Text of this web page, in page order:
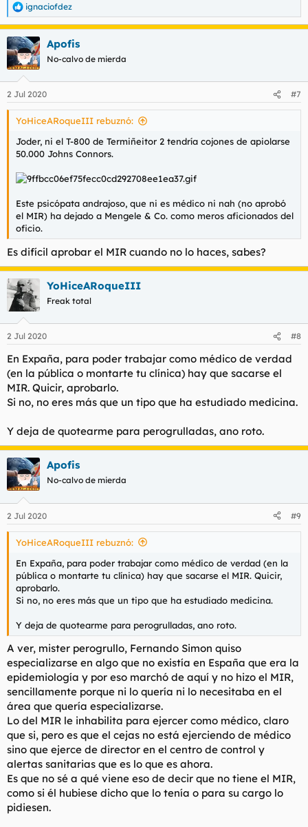
R
e
a
c
c
i
e
s
ignaciofdez
Apofis
No-calvo de mierda
2 Jul 2020 #7
YoHiceARoqueIII rebuznó:
Joder, ni el T-800 de Termiñeitor 2 tendría cojones de apiolarse
50.000 Johns Connors.
Este psicópata andrajoso, que ni es médico ni nah (no aprobó
el MIR) ha dejado a Mengele & Co. como meros aficionados del
oficio.
Es difícil aprobar el MIR cuando no lo haces, sabes?
YoHiceARoqueIII
Freak total
2 Jul 2020 #8
En Expaña, para poder trabajar como médico de verdad
(en la pública o montarte tu clínica) hay que sacarse el
MIR. Quicir, aprobarlo.
Si no, no eres más que un tipo que ha estudiado medicina.
Y deja de quotearme para perogrulladas, ano roto.
Apofis
No-calvo de mierda
2 Jul 2020 #9
YoHiceARoqueIII rebuznó:
En Expaña, para poder trabajar como médico de verdad (en la
pública o montarte tu clínica) hay que sacarse el MIR. Quicir,
aprobarlo.
Si no, no eres más que un tipo que ha estudiado medicina.
Y deja de quotearme para perogrulladas, ano roto.
A ver, mister perogrullo, Fernando Simon quiso
especializarse en algo que no existía en España que era la
epidemiología y por eso marchó de aquí y no hizo el MIR,
sencillamente porque ni lo quería ni lo necesitaba en el
área que quería especializarse.
Lo del MIR le inhabilita para ejercer como médico, claro
que si, pero es que el cejas no está ejerciendo de médico
sino que ejerce de director en el centro de control y
alertas sanitarias que es lo que es ahora.
Es que no sé a qué viene eso de decir que no tiene el MIR,
como si él hubiese dicho que lo tenía o para su cargo lo
pidiesen.